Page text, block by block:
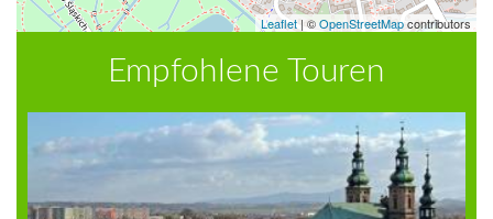
Leaflet|©OpenStreetMapcontributors
Empfohlene Touren